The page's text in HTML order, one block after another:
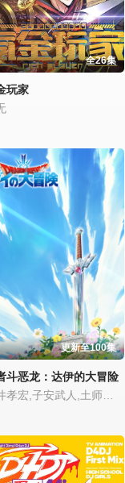
全26集
玩家
更新至100集
斗恶龙：达伊的大冒险